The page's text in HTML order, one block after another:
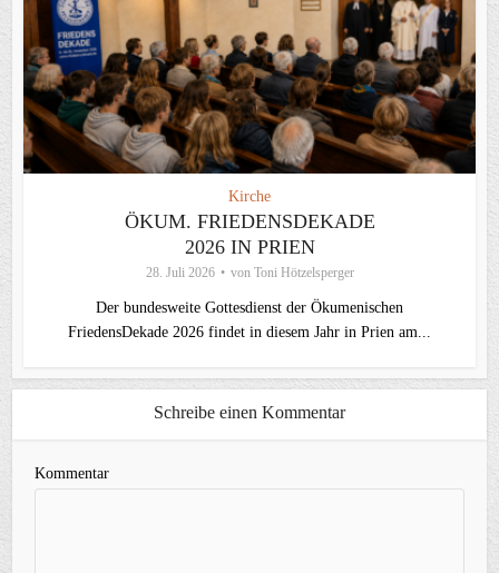
Kirche
ÖKUM. FRIEDENSDEKADE
2026 IN PRIEN
28. Juli 2026 von Toni Hötzelsperger
Der bundesweite Gottesdienst der Ökumenischen
FriedensDekade 2026 findet in diesem Jahr in Prien am...
Schreibe einen Kommentar
Kommentar